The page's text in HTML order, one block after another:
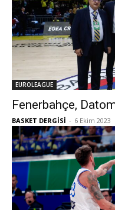
EUROLEAGUE
Fenerbahçe,
BASKET DERGİSİ - 6 Ekim 2023